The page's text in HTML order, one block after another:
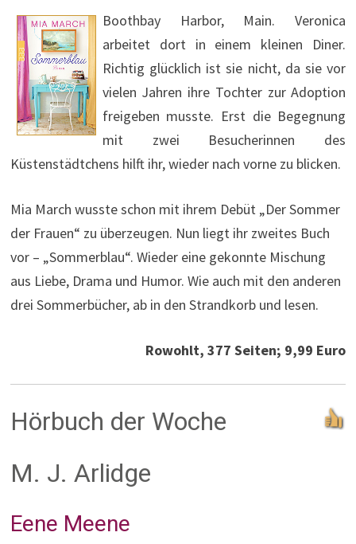
Boothbay Harbor, Main. Veronica
arbeitet dort in einem kleinen Diner.
Richtig glücklich ist sie nicht, da sie vor
vielen Jahren ihre Tochter zur Adoption
freigeben musste. Erst die Begegnung
mit zwei Besucherinnen des
Küstenstädtchens hilft ihr, wieder nach vorne zu blicken.
Mia March wusste schon mit ihrem Debüt „Der Sommer
der Frauen“ zu überzeugen. Nun liegt ihr zweites Buch
vor – „Sommerblau“. Wieder eine gekonnte Mischung
aus Liebe, Drama und Humor. Wie auch mit den anderen
drei Sommerbücher, ab in den Strandkorb und lesen.
Rowohlt, 377 Seiten; 9,99 Euro
Hörbuch der Woche
M. J. Arlidge
Eene Meene